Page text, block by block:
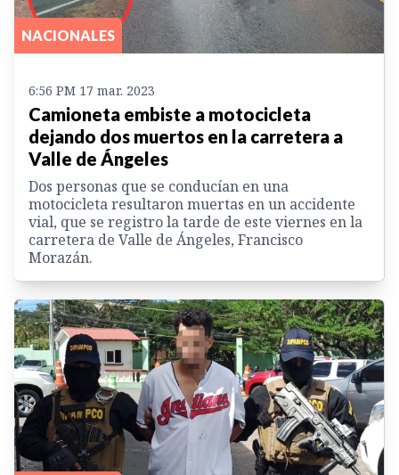
NACIONALES
6:56 PM 17 mar. 2023
Camioneta embiste a motocicleta
dejando dos muertos en la carretera a
Valle de Ángeles
Dos personas que se conducían en una
motocicleta resultaron muertas en un accidente
vial, que se registro la tarde de este viernes en la
carretera de Valle de Ángeles, Francisco
Morazán.